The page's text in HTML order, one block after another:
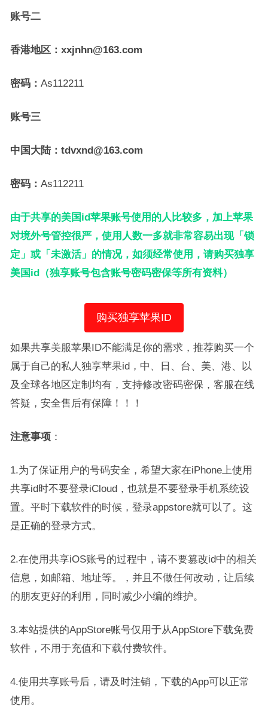
账号二
香港地区：xxjnhn@163.com
密码： As112211
账号三
中国大陆：tdvxnd@163.com
密码： As112211
由于共享的美国id苹果账号使用的人比较多，加上苹果
对境外号管控很严，使用人数一多就非常容易出现「锁
定」或「未激活」的情况，如须经常使用，请购买独享
美国id（独享账号包含账号密码密保等所有资料）
购买独享苹果ID
如果共享美服苹果ID不能满足你的需求，推荐购买一个
属于自己的私人独享苹果id，中、日、台、美、港、以
及全球各地区定制均有，支持修改密码密保，客服在线
答疑，安全售后有保障！！！
注意事项：
1.为了保证用户的号码安全，希望大家在iPhone上使用
共享id时不要登录iCloud，也就是不要登录手机系统设
置。平时下载软件的时候，登录appstore就可以了。这
是正确的登录方式。
2.在使用共享iOS账号的过程中，请不要篡改id中的相关
信息，如邮箱、地址等。，并且不做任何改动，让后续
的朋友更好的利用，同时减少小编的维护。
3.本站提供的AppStore账号仅用于从AppStore下载免费
软件，不用于充值和下载付费软件。
4.使用共享账号后，请及时注销，下载的App可以正常
使用。